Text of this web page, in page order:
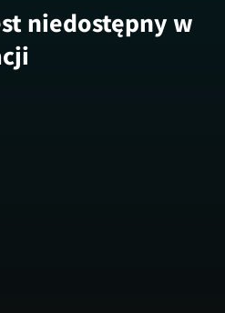
niedostępny w